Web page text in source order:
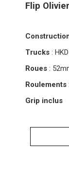
Flip
Trucks :
Roues :
Roulements
Grip inclus